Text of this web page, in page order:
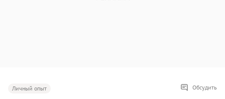
Личный опыт Обсудить